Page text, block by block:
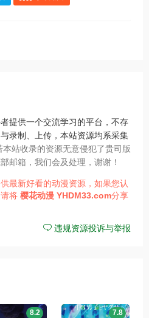
提供一个交流学习的平台，不存
录制、上传，本站资源均系采集
本站收录的资源无意侵犯了贵司版
邮箱，我们会及处理，谢谢！
最新好看的动漫资源，如果您认
将 樱花动漫 YHDM33.com分享
违规资源投诉与举报
8.2 7.8